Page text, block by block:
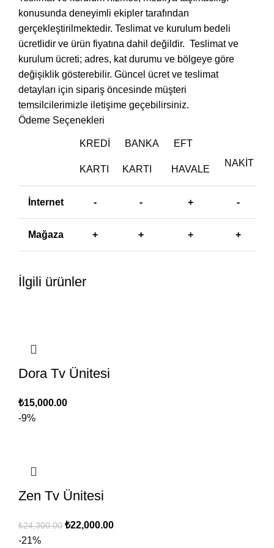
konusunda deneyimli ekipler tarafından
gerçekleştirilmektedir. Teslimat ve kurulum bedeli
ücretlidir ve ürün fiyatına dahil değildir. ‎ Teslimat ve
kurulum ücreti; adres, kat durumu ve bölgeye göre
değişiklik gösterebilir. Güncel ücret ve teslimat
detayları için sipariş öncesinde müşteri
temsilcilerimizle iletişime geçebilirsiniz.
Ödeme Seçenekleri
KREDI
KARTI
BANKA
KARTI
EFT
HAVALE
NAKIT
İnternet - - + -
Mağaza + + + +
İlgili ürünler
Dora Tv Ünitesi
₺15,000.00
-9%
Zen Tv Ünitesi
₺24,300.00 Orijinal
₺22,000.00Şu
-21%